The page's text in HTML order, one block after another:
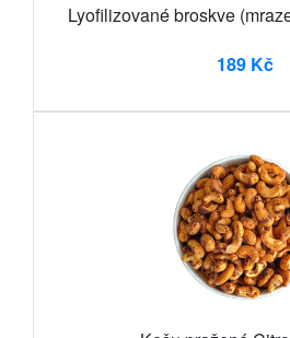
Lyofilizované broskve
189 Kč